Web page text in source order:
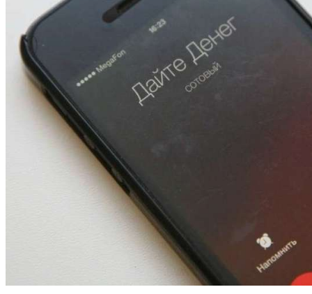
Покушение на убийство в Волгограде: девушка
напала на незнакомую женщину с ножом
12:39
Сладкий праздник в Волгограде: в Центральном
парке прошёл фестиваль „Арбузный переполох“
Волгоградские компании нарастили экспорт:
заключены контракты на 3,6 млн долларов